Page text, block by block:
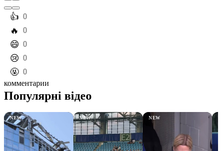
️👍 0
️🔥 0
️😄 0
️😢 0
️🤬 0
комментарии